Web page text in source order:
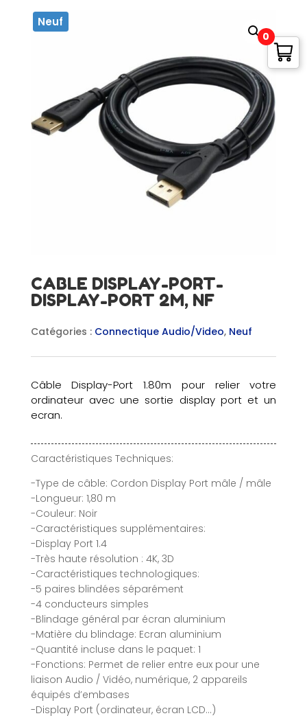
Neuf
CABLE DISPLAY-PORT-
DISPLAY-PORT 2M, NF
Catégories : Connectique Audio/Video, Neuf
Câble Display-Port 1.80m pour relier votre
ordinateur avec une sortie display port et un
ecran.
Caractéristiques Techniques:
-Type de câble: Cordon Display Port mâle / mâle
-Longueur: 1,80 m
-Couleur: Noir
-Caractéristiques supplémentaires:
-Display Port 1.4
-Très haute résolution : 4K, 3D
-Caractéristiques technologiques:
-5 paires blindées séparément
-4 conducteurs simples
-Blindage général par écran aluminium
-Matière du blindage: Ecran aluminium
-Quantité incluse dans le paquet: 1
-Fonctions: Permet de relier entre eux pour une
liaison Audio / Vidéo, numérique, 2 appareils
équipés d’embases
-Display Port (ordinateur, écran LCD…)
0